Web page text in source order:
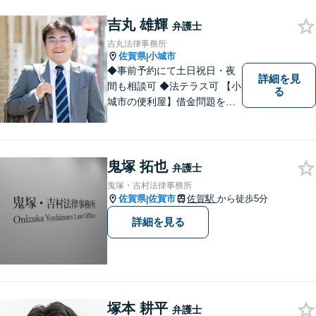
お持ち帰りいただけるよう，
全力を尽くします。
吉丸 雄輝 弁護士
吉丸法律事務所
佐賀県|小城市
◆事前予約にて土日祝日・夜
間も相談可 ◆法テラス可 【小
城市の便利屋】借金問題を中
詳細を見
る
鬼塚 拓也 弁護士
鬼塚・吉村法律事務所
佐賀県|佐賀市 佐賀駅 から徒歩5分
詳細を見る
塚本 耕平 弁護士